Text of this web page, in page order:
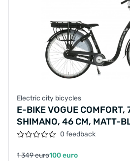
Electric city bicycles
E-BIKE VOGUE COMFORT,
SHIMANO, 46 ​​CM, MATT-
0 feedback
1 349 euro100 euro